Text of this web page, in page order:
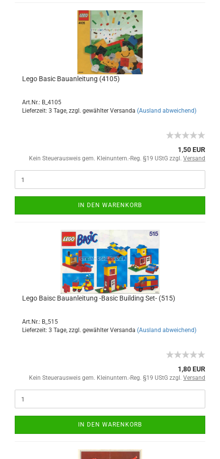
Lego Basic Bauanleitung (4105)
Art.Nr.: B_4105
Lieferzeit: 3 Tage, zzgl. gewählter Versanda (Ausland abweichend)
1,50 EUR
Kein Steuerausweis gem. Kleinuntern.-Reg. §19 UStG zzgl. Versand
IN DEN WARENKORB
Lego Baisc Bauanleitung -Basic Building Set- (515)
Art.Nr.: B_515
Lieferzeit: 3 Tage, zzgl. gewählter Versanda (Ausland abweichend)
1,80 EUR
Kein Steuerausweis gem. Kleinuntern.-Reg. §19 UStG zzgl. Versand
IN DEN WARENKORB